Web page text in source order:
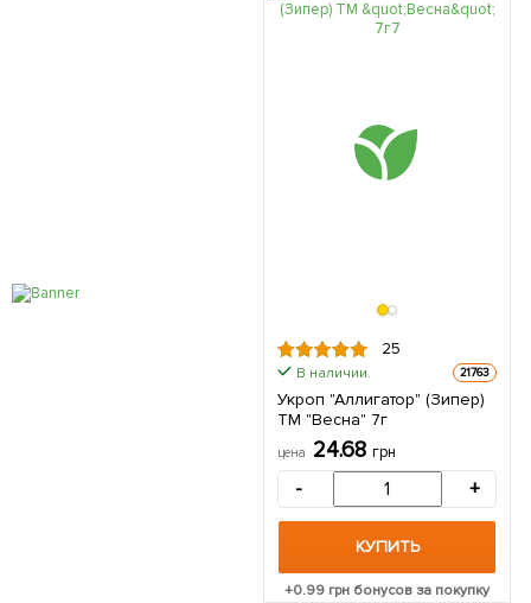
25
В наличии. 21763
Укроп "Аллигатор" (Зипер)
ТМ "Весна" 7г
цена 24.68 грн
- +
КУПИТЬ
+0.99грн бонусов за покупку